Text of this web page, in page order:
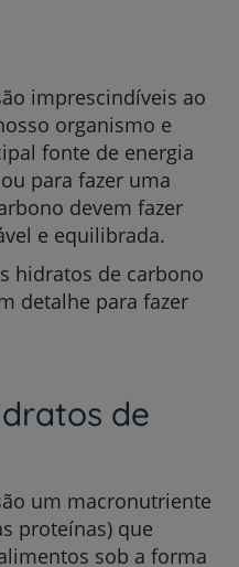
imprescindíveis ao
organismo e
fonte de energia
para fazer uma
devem fazer
e equilibrada.
hidratos de carbono
detalhe para fazer
de
um macronutriente
proteínas) que
sob a forma